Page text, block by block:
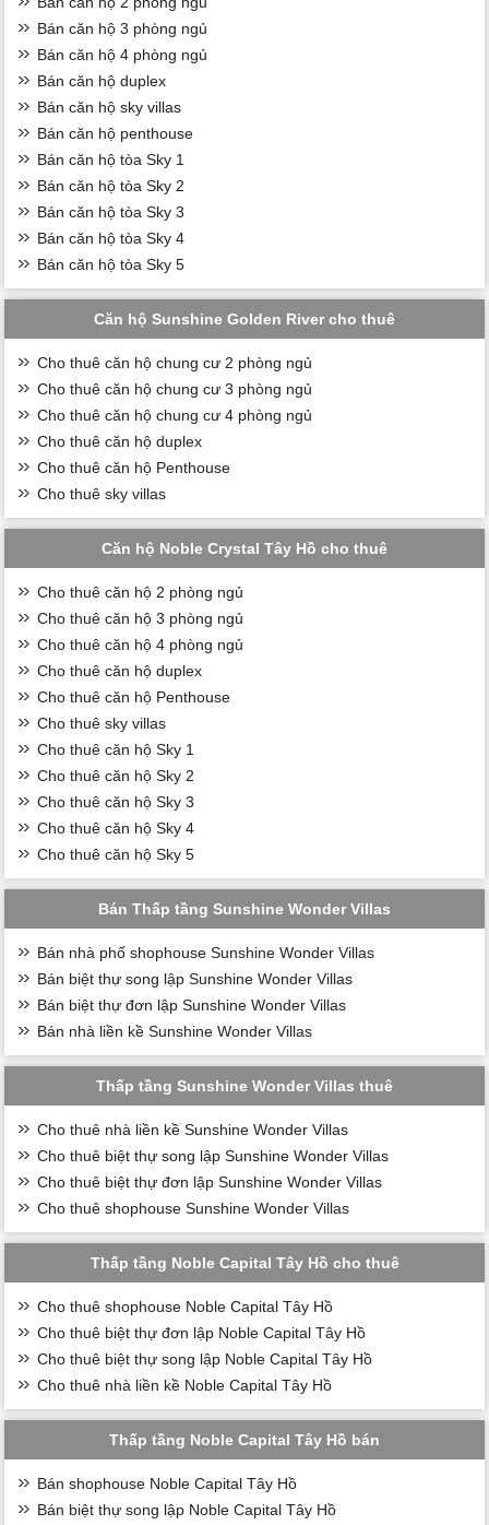
Bán căn hộ 3 phòng ngủ
Bán căn hộ 4 phòng ngủ
Bán căn hộ duplex
Bán căn hộ sky villas
Bán căn hộ penthouse
Bán căn hộ tòa Sky 1
Bán căn hộ tòa Sky 2
Bán căn hộ tòa Sky 3
Bán căn hộ tòa Sky 4
Bán căn hộ tòa Sky 5
Căn hộ Sunshine Golden River cho thuê
Cho thuê căn hộ chung cư 2 phòng ngủ
Cho thuê căn hộ chung cư 3 phòng ngủ
Cho thuê căn hộ chung cư 4 phòng ngủ
Cho thuê căn hộ duplex
Cho thuê căn hộ Penthouse
Cho thuê sky villas
Căn hộ Noble Crystal Tây Hồ cho thuê
Cho thuê căn hộ 2 phòng ngủ
Cho thuê căn hộ 3 phòng ngủ
Cho thuê căn hộ 4 phòng ngủ
Cho thuê căn hộ duplex
Cho thuê căn hộ Penthouse
Cho thuê sky villas
Cho thuê căn hộ Sky 1
Cho thuê căn hộ Sky 2
Cho thuê căn hộ Sky 3
Cho thuê căn hộ Sky 4
Cho thuê căn hộ Sky 5
Bán Thấp tầng Sunshine Wonder Villas
Bán nhà phố shophouse Sunshine Wonder Villas
Bán biệt thự song lập Sunshine Wonder Villas
Bán biệt thự đơn lập Sunshine Wonder Villas
Bán nhà liền kề Sunshine Wonder Villas
Thấp tầng Sunshine Wonder Villas thuê
Cho thuê nhà liền kề Sunshine Wonder Villas
Cho thuê biệt thự song lập Sunshine Wonder Villas
Cho thuê biệt thự đơn lập Sunshine Wonder Villas
Cho thuê shophouse Sunshine Wonder Villas
Thấp tầng Noble Capital Tây Hồ cho thuê
Cho thuê shophouse Noble Capital Tây Hồ
Cho thuê biệt thự đơn lập Noble Capital Tây Hồ
Cho thuê biệt thự song lập Noble Capital Tây Hồ
Cho thuê nhà liền kề Noble Capital Tây Hồ
Thấp tầng Noble Capital Tây Hồ bán
Bán shophouse Noble Capital Tây Hồ
Bán biệt thự song lập Noble Capital Tây Hồ